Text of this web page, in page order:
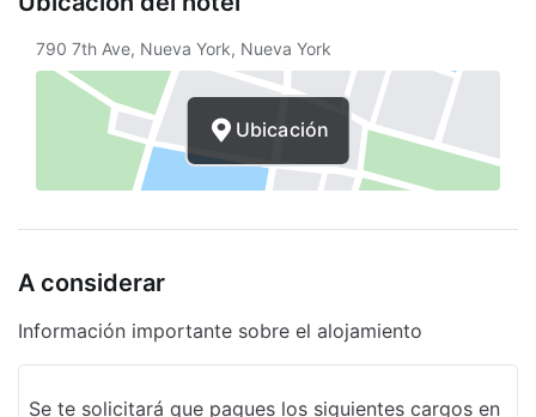
Servicios con cargo extra
Desayuno disponible
Estacionamiento sin asistencia (de pago)
790 7th Ave, Nueva York, Nueva York
Ubicación
A considerar
Información importante sobre el alojamiento
Se te solicitará que pagues los siguientes cargos en